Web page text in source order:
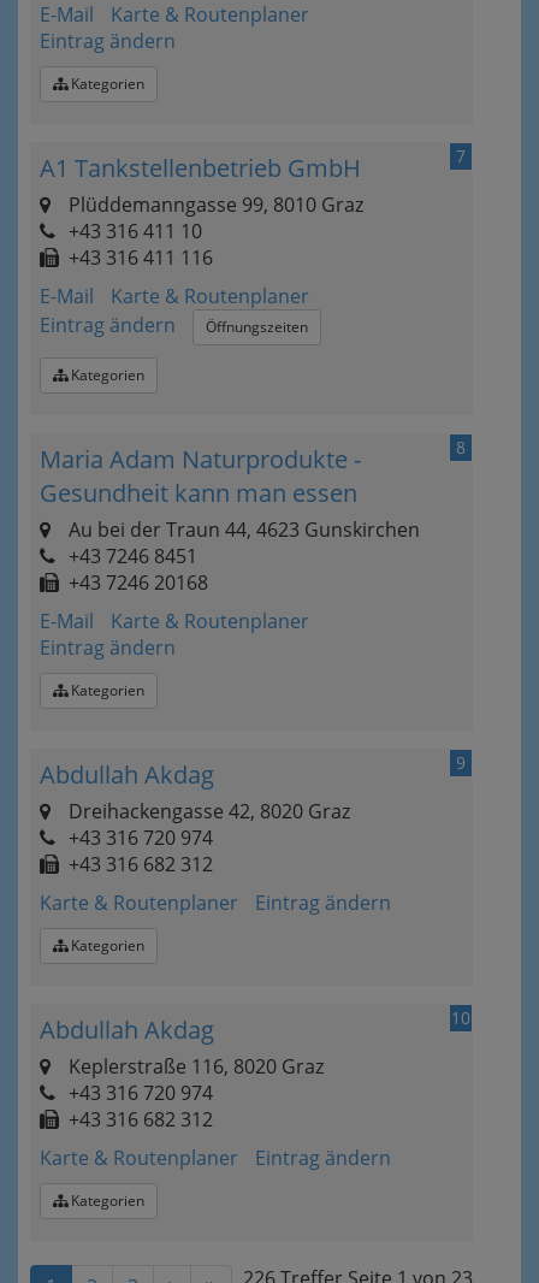
E-Mail
Karte & Routenplaner
Eintrag ändern
Kategorien
7
A1 Tankstellenbetrieb GmbH
Plüddemanngasse 99, 8010 Graz
+43 316 411 10
+43 316 411 116
E-Mail
Karte & Routenplaner
Eintrag ändern
Öffnungszeiten
Kategorien
8
Maria Adam Naturprodukte -
Gesundheit kann man essen
Au bei der Traun 44, 4623 Gunskirchen
+43 7246 8451
+43 7246 20168
E-Mail
Karte & Routenplaner
Eintrag ändern
Kategorien
9
Abdullah Akdag
Dreihackengasse 42, 8020 Graz
+43 316 720 974
+43 316 682 312
Karte & Routenplaner
Eintrag ändern
Kategorien
10
Abdullah Akdag
Keplerstraße 116, 8020 Graz
+43 316 720 974
+43 316 682 312
Karte & Routenplaner
Eintrag ändern
Kategorien